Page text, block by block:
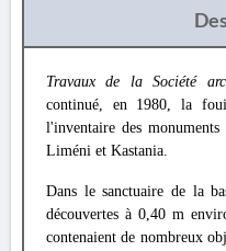
Travaux de la Société
continué, en 1980, la
l'inventaire des
Liméni et Kastania.
Dans le sanctuaire de la
découvertes à 0,40 m
contenaient de nombreux